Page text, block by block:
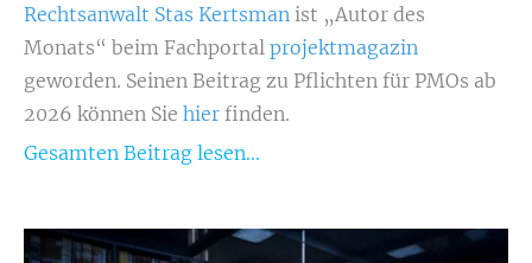
Rechtsanwalt Stas Kertsman ist „Autor des
Monats“ beim Fachportal projektmagazin
geworden. Seinen Beitrag zu Pflichten für PMOs ab
2026 können Sie hier finden.
Gesamten Beitrag lesen...